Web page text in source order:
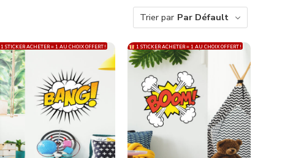
Trier par Par Défault
1 STICKER ACHETER = 1 AU CHOIX OFFERT ! 1 STICKER ACHETER = 1 AU CHOIX OFFERT !